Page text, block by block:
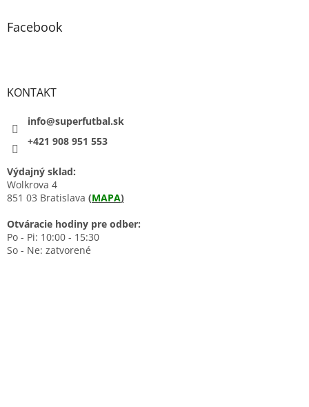
Facebook
KONTAKT
info@superfutbal.sk
+421 908 951 553
Výdajný sklad:
Wolkrova 4
851 03 Bratislava (MAPA)
Otváracie hodiny pre odber:
Po - Pi: 10:00 - 15:30
So - Ne: zatvorené